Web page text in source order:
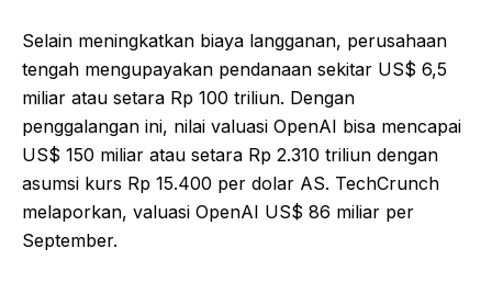
Selain meningkatkan biaya langganan, perusahaan
tengah mengupayakan pendanaan sekitar US$ 6,5
miliar atau setara Rp 100 triliun. Dengan
penggalangan ini, nilai valuasi OpenAI bisa mencapai
US$ 150 miliar atau setara Rp 2.310 triliun dengan
asumsi kurs Rp 15.400 per dolar AS. TechCrunch
melaporkan, valuasi OpenAI US$ 86 miliar per
September.